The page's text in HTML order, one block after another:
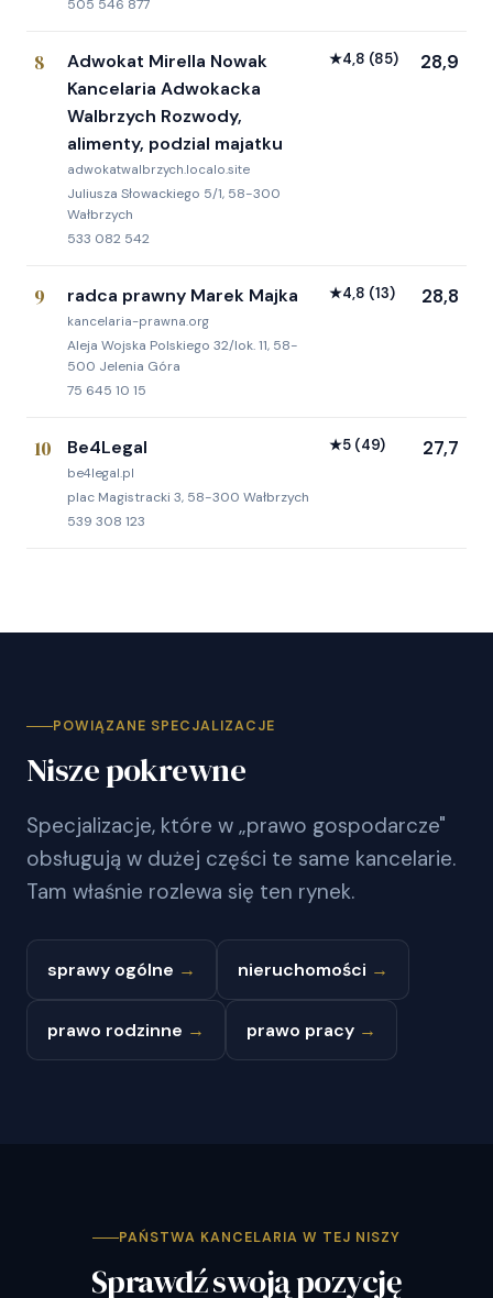
505 546 877
8
Adwokat Mirella Nowak
Kancelaria Adwokacka
Walbrzych Rozwody,
alimenty, podzial majatku
adwokatwalbrzych.localo.site
Juliusza Słowackiego 5/1, 58-300
Wałbrzych
533 082 542
★4,8 (85) 28,9
9 radca prawny Marek Majka
kancelaria-prawna.org
Aleja Wojska Polskiego 32/lok. 11, 58-
500 Jelenia Góra
75 645 10 15
★4,8 (13) 28,8
10 Be4Legal
be4legal.pl
plac Magistracki 3, 58-300 Wałbrzych
539 308 123
★5 (49) 27,7
POWIĄZANE SPECJALIZACJE
Nisze pokrewne
Specjalizacje, które w „prawo gospodarcze"
obsługują w dużej części te same kancelarie.
Tam właśnie rozlewa się ten rynek.
sprawy ogólne → nieruchomości →
prawo rodzinne → prawo pracy →
PAŃSTWA KANCELARIA W TEJ NISZY
Sprawdź swoją pozycję